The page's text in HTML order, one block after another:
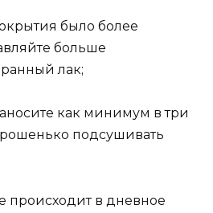
было более
больше
лак;
как минимум в три
подсушивать
происходит в дневное